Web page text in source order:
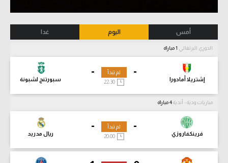
أمس اليوم غدا
الدوري البرتغالي
-
إشتريلا أمادورا
-
سبورتنج لشبونة
لم تبدأ
مباريات ودية - أندية
-
فرينكفاروزي
-
ريال مدريد
لم تبدأ